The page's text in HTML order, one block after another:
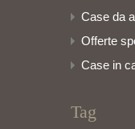
Case da
Offerte
Case in
Tag